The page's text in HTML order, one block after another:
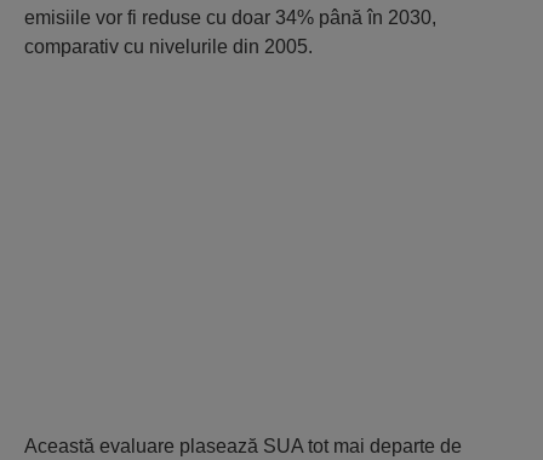
emisiile vor fi reduse cu doar 34% până în 2030,
comparativ cu nivelurile din 2005.
Această evaluare plasează SUA tot mai departe de